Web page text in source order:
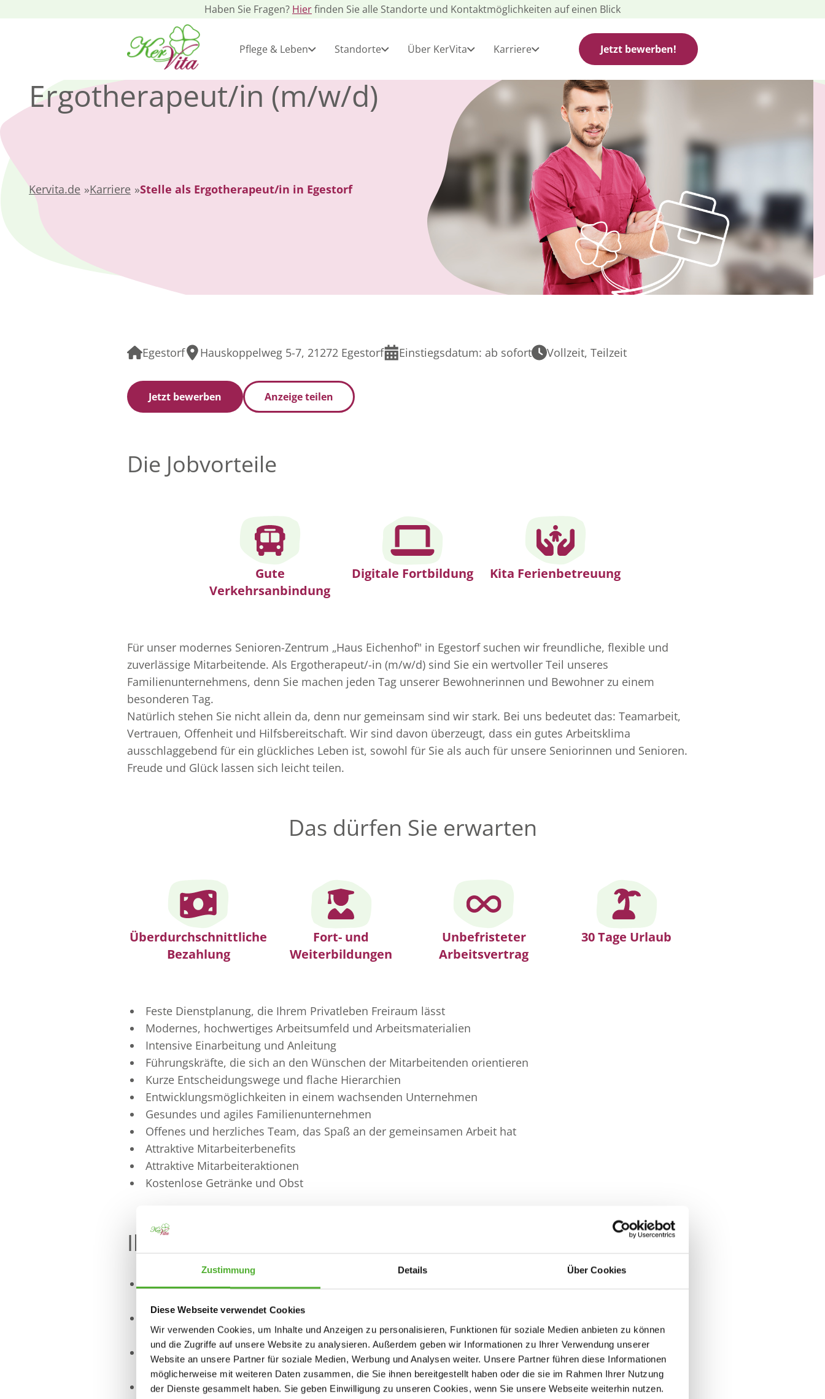
Zustimmung Details Über Cookies
Diese Webseite verwendet Cookies
Wir verwenden Cookies, um Inhalte und Anzeigen zu personalisieren, Funktionen für soziale Medien anbieten zu können
und die Zugriffe auf unsere Website zu analysieren. Außerdem geben wir Informationen zu Ihrer Verwendung unserer
Website an unsere Partner für soziale Medien, Werbung und Analysen weiter. Unsere Partner führen diese Informationen
möglicherweise mit weiteren Daten zusammen, die Sie ihnen bereitgestellt haben oder die sie im Rahmen Ihrer Nutzung
der Dienste gesammelt haben. Sie geben Einwilligung zu unseren Cookies, wenn Sie unsere Webseite weiterhin nutzen.
Haben Sie Fragen? Hierfinden Sie alle Standorte und Kontaktmöglichkeiten auf einen Blick
Pflege & Leben Standorte Über KerVita Karriere Jetzt bewerben!
Ergotherapeut/in (m/w/d)
Kervita.de »Karriere »Stelle als Ergotherapeut/in in Egestorf
Egestorf Hauskoppelweg 5-7, 21272 Egestorf Einstiegsdatum: ab sofort Vollzeit, Teilzeit
Jetzt bewerben Anzeige teilen
Die Jobvorteile
Gute
Verkehrsanbindung
Digitale Fortbildung Kita Ferienbetreuung
Für unser modernes Senioren-Zentrum „Haus Eichenhof" in Egestorf suchen wir freundliche, flexible und
zuverlässige Mitarbeitende. Als Ergotherapeut/-in (m/w/d) sind Sie ein wertvoller Teil unseres
Familienunternehmens, denn Sie machen jeden Tag unserer Bewohnerinnen und Bewohner zu einem
besonderen Tag.
Natürlich stehen Sie nicht allein da, denn nur gemeinsam sind wir stark. Bei uns bedeutet das: Teamarbeit,
Vertrauen, Offenheit und Hilfsbereitschaft. Wir sind davon überzeugt, dass ein gutes Arbeitsklima
ausschlaggebend für ein glückliches Leben ist, sowohl für Sie als auch für unsere Seniorinnen und Senioren.
Freude und Glück lassen sich leicht teilen.
Das dürfen Sie erwarten
Überdurchschnittliche
Bezahlung
Fort- und
Weiterbildungen
Unbefristeter
Arbeitsvertrag
30 Tage Urlaub
Feste Dienstplanung, die Ihrem Privatleben Freiraum lässt
Modernes, hochwertiges Arbeitsumfeld und Arbeitsmaterialien
Intensive Einarbeitung und Anleitung
Führungskräfte, die sich an den Wünschen der Mitarbeitenden orientieren
Kurze Entscheidungswege und flache Hierarchien
Entwicklungsmöglichkeiten in einem wachsenden Unternehmen
Gesundes und agiles Familienunternehmen
Offenes und herzliches Team, das Spaß an der gemeinsamen Arbeit hat
Attraktive Mitarbeiterbenefits
Attraktive Mitarbeiteraktionen
Kostenlose Getränke und Obst
Ihre Aufgaben
Sie führen die Befundaufnahme, Planung und Durchführung von aktivierenden Behandlungen
Sie setzen motorisch-funktionelle sowie sensomotorisch-perzeptive Behandlungen in Einzel- und
Gruppentherapien um
mit Ihnen vervollständigt sich ein multiprofessionelles Team, welches sich regelmäßig abstimmt, um so
die Pflege der Bewohnenden individuell zu optimieren
Sie arbeiten im Team mit unserem externen Therapeutenteam zusammen und nehmen an